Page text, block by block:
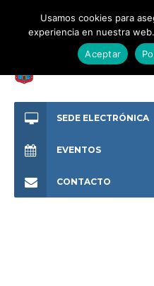
SEDE ELECTRÓNICA
EVENTOS
CONTACTO
Usamos cookies para
experiencia en nuestra
Aceptar